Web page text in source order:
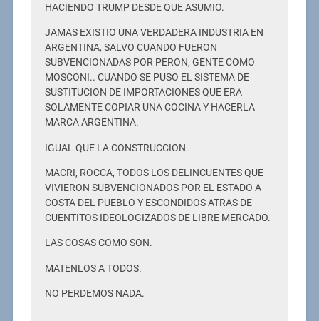
HACIENDO TRUMP DESDE QUE ASUMIO.
JAMAS EXISTIO UNA VERDADERA INDUSTRIA EN
ARGENTINA, SALVO CUANDO FUERON
SUBVENCIONADAS POR PERON, GENTE COMO
MOSCONI.. CUANDO SE PUSO EL SISTEMA DE
SUSTITUCION DE IMPORTACIONES QUE ERA
SOLAMENTE COPIAR UNA COCINA Y HACERLA
MARCA ARGENTINA.
IGUAL QUE LA CONSTRUCCION.
MACRI, ROCCA, TODOS LOS DELINCUENTES QUE
VIVIERON SUBVENCIONADOS POR EL ESTADO A
COSTA DEL PUEBLO Y ESCONDIDOS ATRAS DE
CUENTITOS IDEOLOGIZADOS DE LIBRE MERCADO.
LAS COSAS COMO SON.
MATENLOS A TODOS.
NO PERDEMOS NADA.